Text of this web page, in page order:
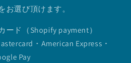
お選び頂けます。
ド（Shopify payment）
・American Express・
Pay